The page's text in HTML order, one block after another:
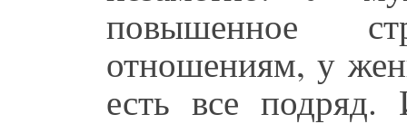
повышенное
отношениям, у
есть все